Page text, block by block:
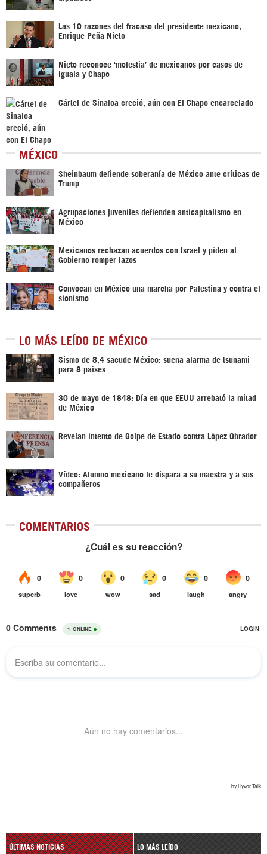
Las 10 razones del fracaso del presidente mexicano,
Enrique Peña Nieto
Nieto reconoce ‘molestia’ de mexicanos por casos de
Iguala y Chapo
Cártel de Sinaloa creció, aún con El Chapo encarcelado
MÉXICO
Sheinbaum defiende soberanía de México ante críticas de
Trump
Agrupaciones juveniles defienden anticapitalismo en
México
Mexicanos rechazan acuerdos con Israel y piden al
Gobierno romper lazos
Convocan en México una marcha por Palestina y contra el
sionismo
LO MÁS LEÍDO DE MÉXICO
Sismo de 8,4 sacude México: suena alarma de tsunami
para 8 países
30 de mayo de 1848: Día en que EEUU arrebató la mitad
de México
Revelan intento de Golpe de Estado contra López Obrador
Vídeo: Alumno mexicano le dispara a su maestra y a sus
compañeros
COMENTARIOS
ÚLTIMAS NOTICIAS LO MÁS LEÍDO